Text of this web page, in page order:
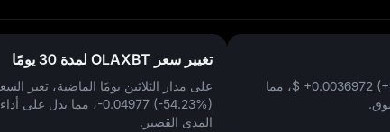
$ +0.0036972، مما
تغيير سعر OLAXBT لمدة 30 يومًا
على مدار الثلاثين يومًا الماضية، تغير
-0.04977 (-54.23%)، مما يدل على
المدى القصير.